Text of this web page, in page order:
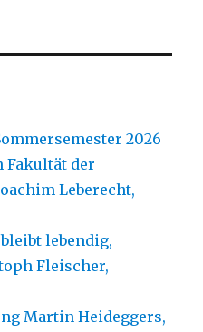
2026
Fakultät der
Leberecht,
lebendig,
Fleischer,
Martin Heideggers,